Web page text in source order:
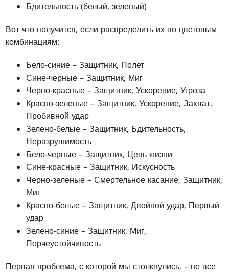
Бдительность (белый, зеленый)
Вот что получится, если распределить их по цветовым
комбинациям:
Бело-синие – Защитник, Полет
Сине-черные – Защитник, Миг
Черно-красные – Защитник, Ускорение, Угроза
Красно-зеленые – Защитник, Ускорение, Захват,
Пробивной удар
Зелено-белые – Защитник, Бдительность,
Неразрушимость
Бело-черные – Защитник, Цепь жизни
Сине-красные – Защитник, Искусность
Черно-зеленые – Смертельное касание, Защитник,
Миг
Красно-белые – Защитник, Двойной удар, Первый
удар
Зелено-синие – Защитник, Миг,
Порчеустойчивость
Первая проблема, с которой мы столкнулись, – не все